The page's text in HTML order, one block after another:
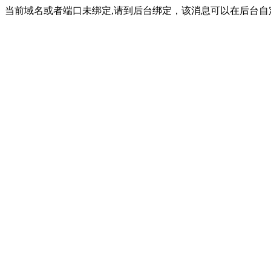
当前域名或者端口未绑定,请到后台绑定，该消息可以在后台自